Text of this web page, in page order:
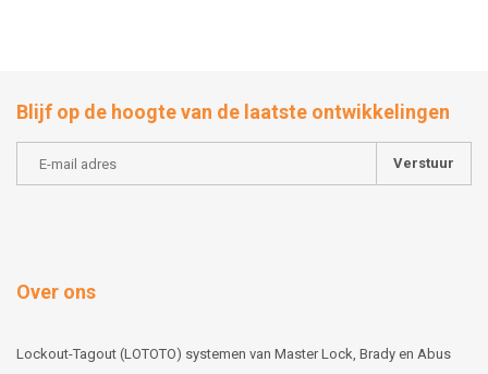
Blijf op de hoogte van de laatste ontwikkelingen
Verstuur
Over ons
Lockout-Tagout (LOTOTO) systemen van Master Lock, Brady en Abus